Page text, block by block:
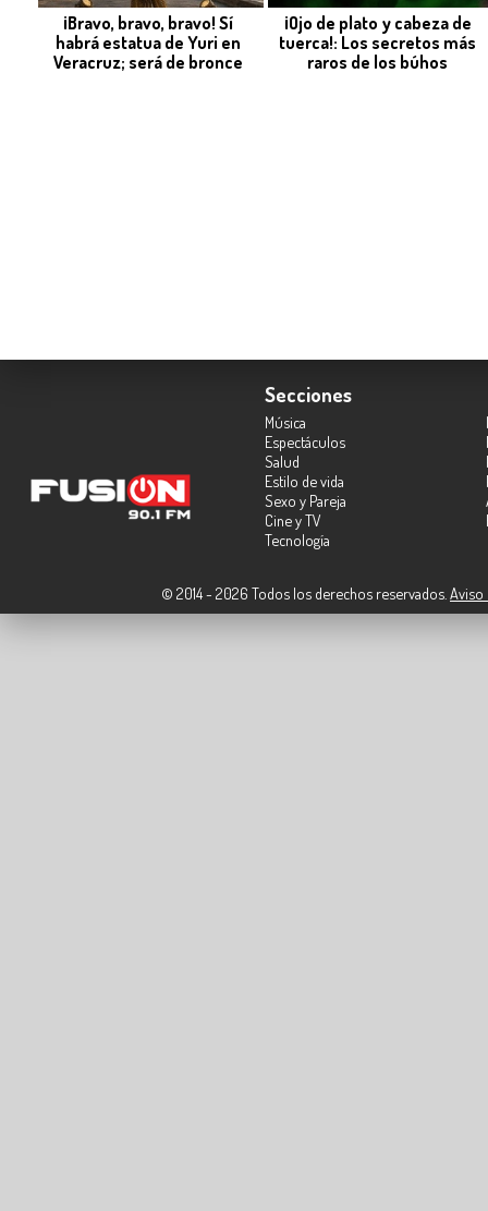
¡Bravo, bravo, bravo! Sí
habrá estatua de Yuri en
Veracruz; será de bronce
¡Ojo de plato y cabeza de
tuerca!: Los secretos más
raros de los búhos
Secciones
Música
Espectáculos
Salud
Estilo de vida
Sexo y Pareja
Cine y TV
Tecnología
© 2014 - 2026 Todos los derechos reservados. Aviso